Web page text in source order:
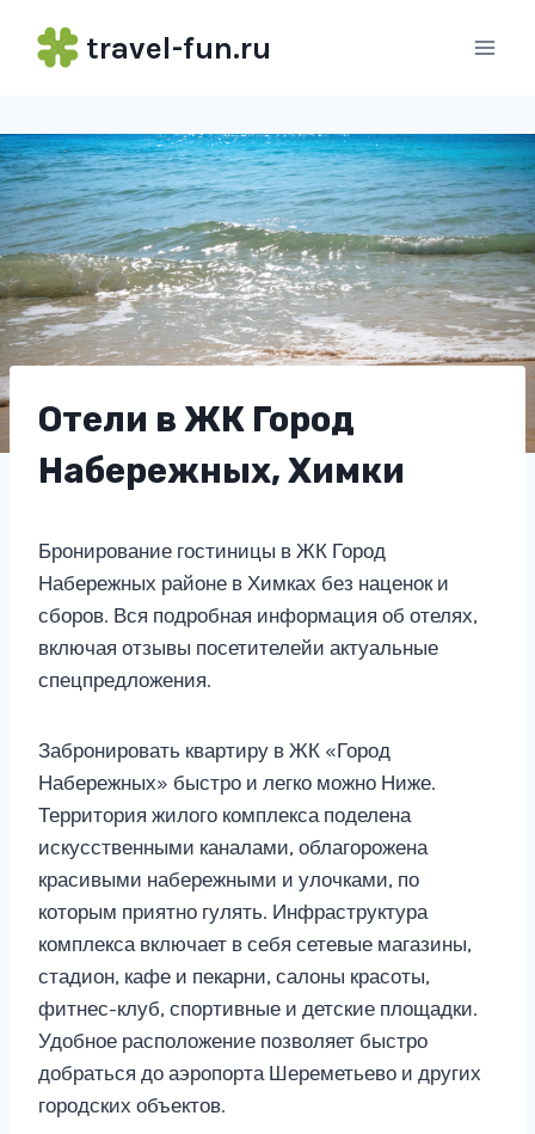
travel-fun.ru
Отели в ЖК Город
Набережных, Химки
Бронирование гостиницы в ЖК Город
Набережных районе в Химках без наценок и
сборов. Вся подробная информация об отелях,
включая отзывы посетителейи актуальные
спецпредложения.
Забронировать квартиру в ЖК «Город
Набережных» быстро и легко можно Ниже.
Территория жилого комплекса поделена
искусственными каналами, облагорожена
красивыми набережными и улочками, по
которым приятно гулять. Инфраструктура
комплекса включает в себя сетевые магазины,
стадион, кафе и пекарни, салоны красоты,
фитнес-клуб, спортивные и детские площадки.
Удобное расположение позволяет быстро
добраться до аэропорта Шереметьево и других
городских объектов.